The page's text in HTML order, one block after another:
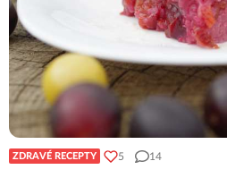
ZDRAVÉ RECEPTY 5 14